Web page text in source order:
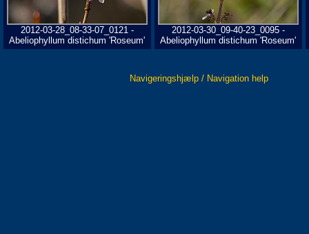
2012-03-28_08-33-07_0121 -
Abeliophyllum distichum 'Roseum'
2012-03-30_09-40-23_0095 -
Abeliophyllum distichum 'Roseum'
Navigeringshjælp / Navigation help